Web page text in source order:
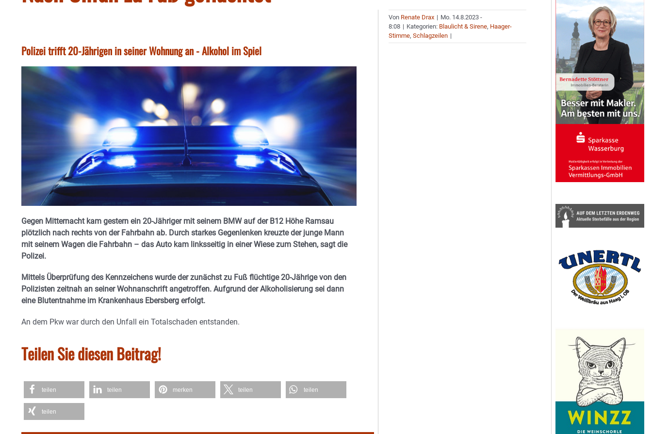
Polizei trifft 20-Jährigen in seiner Wohnung an - Alkohol im Spiel
Gegen Mitternacht kam gestern ein 20-Jähriger mit seinem BMW auf der B12 Höhe Ramsau
plötzlich nach rechts von der Fahrbahn ab. Durch starkes Gegenlenken kreuzte der junge Mann
mit seinem Wagen die Fahrbahn – das Auto kam linksseitig in einer Wiese zum Stehen, sagt die
Polizei.
Mittels Überprüfung des Kennzeichens wurde der zunächst zu Fuß flüchtige 20-Jährige von den
Polizisten zeitnah an seiner Wohnanschrift angetroffen. Aufgrund der Alkoholisierung sei dann
eine Blutentnahme im Krankenhaus Ebersberg erfolgt.
An dem Pkw war durch den Unfall ein Totalschaden entstanden.
Teilen Sie diesen Beitrag!
teilen teilen merken teilen teilen
teilen
Von Renate Drax | Mo. 14.8.2023 -
8:08 | Kategorien: Blaulicht & Sirene, Haager-
Stimme,Schlagzeilen |